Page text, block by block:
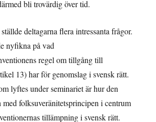
bli trovärdig över tid.
deltagarna flera intressanta frågor.
nyfikna på vad
regel om tillgång till
13) har för genomslag i svensk rätt.
lyftes under seminariet är hur den
med folksuveränitetsprincipen i centrum
tillämpning i svensk rätt.